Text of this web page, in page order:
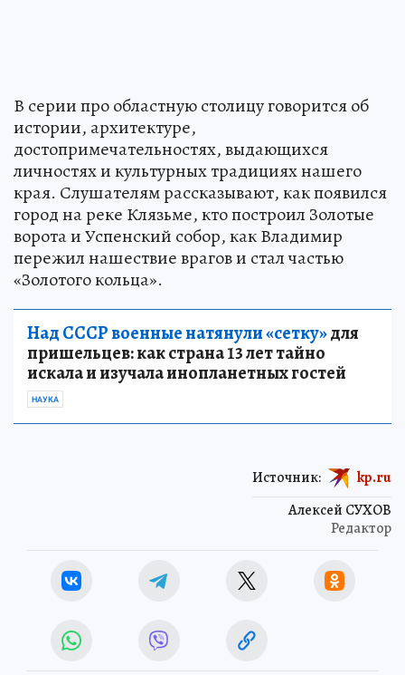
В серии про областную столицу говорится об
истории, архитектуре,
достопримечательностях, выдающихся
личностях и культурных традициях нашего
края. Слушателям рассказывают, как появился
город на реке Клязьме, кто построил Золотые
ворота и Успенский собор, как Владимир
пережил нашествие врагов и стал частью
«Золотого кольца».
Над СССР военные натянули «сетку»для
пришельцев: как страна 13 лет тайно
искала и изучала инопланетных гостей
НАУКА
Алексей СУХОВ
Редактор
Источник: kp.ru